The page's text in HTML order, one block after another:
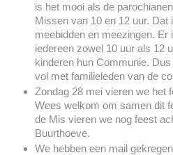
is het mooi als de
Missen van 10 en 12 uur.
meebidden en meezingen. Er
iedereen zowel 10 uur als 12
kinderen hun Communie.
vol met familieleden van de
Zondag 28 mei vieren we het
Wees welkom om samen dit
de Mis vieren we nog feest
Buurthoeve.
We hebben een mail